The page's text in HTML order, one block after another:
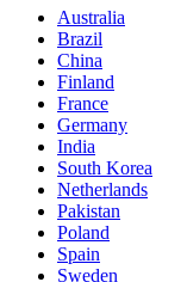
Australia
Brazil
China
Finland
France
Germany
India
South Korea
Netherlands
Pakistan
Poland
Spain
Sweden